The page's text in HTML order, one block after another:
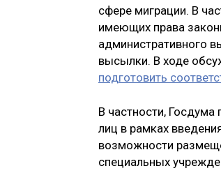
сфере миграции. В
имеющих права
административного
высылки. В ходе
подготовить
В частности,
лиц в рамках
возможности
специальных